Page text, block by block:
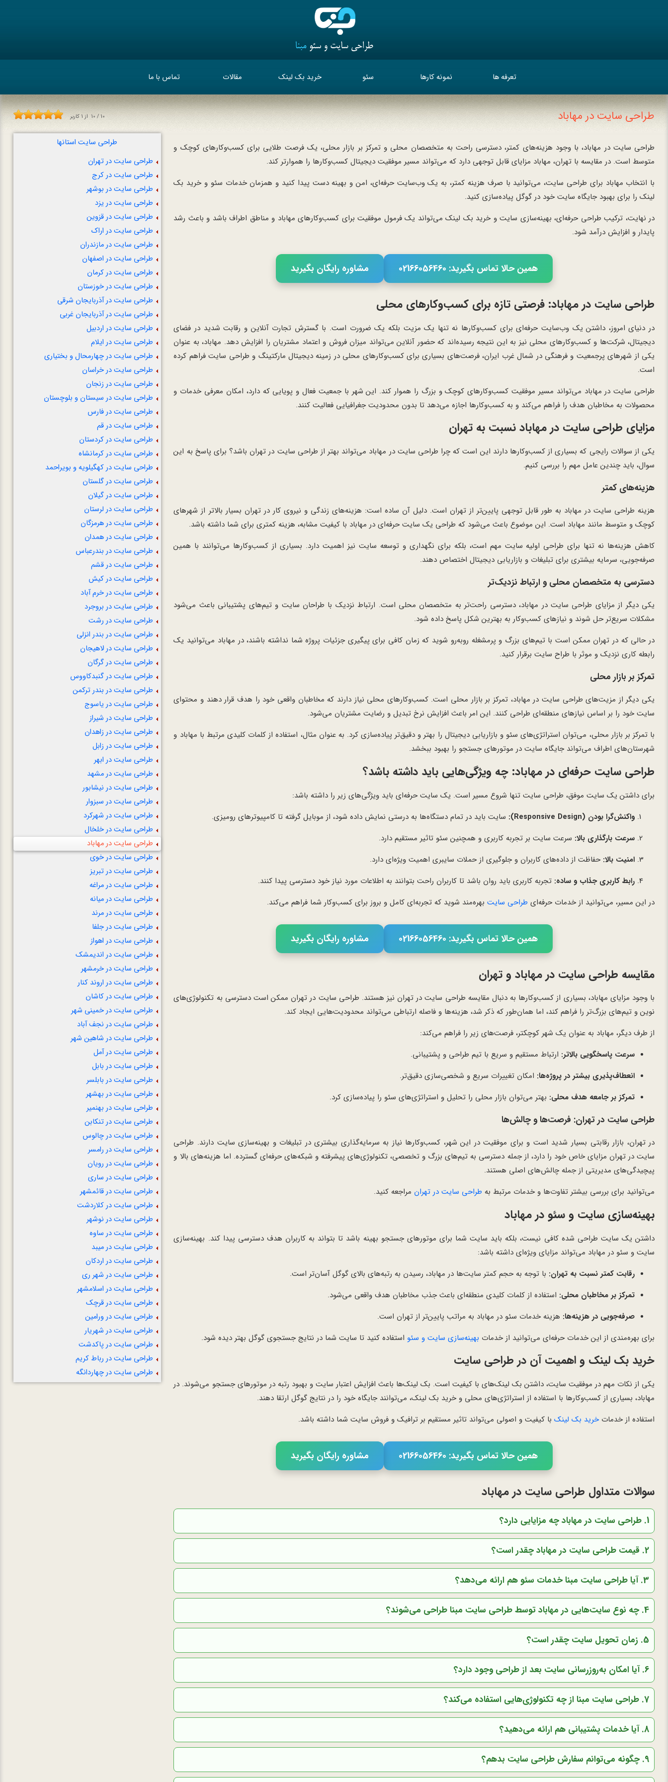
تعرفه ها نمونه کارها سئو خرید بک لینک مقالات تماس با ما
طراحی سایت در مهاباد 10 / 10 از 1 کاربر
طراحی سایت در مهاباد، با وجود هزینه‌های کمتر، دسترسی راحت به متخصصان محلی و تمرکز بر بازار محلی، یک فرصت طلایی برای کسب‌وکارهای کوچک و
متوسط است. در مقایسه با تهران، مهاباد مزایای قابل توجهی دارد که می‌تواند مسیر موفقیت دیجیتال کسب‌وکارها را هموارتر کند.
با انتخاب مهاباد برای طراحی سایت، می‌توانید با صرف هزینه کمتر، به یک وب‌سایت حرفه‌ای، امن و بهینه دست پیدا کنید و همزمان خدمات سئو و خرید بک
لینک را برای بهبود جایگاه سایت خود در گوگل پیاده‌سازی کنید.
در نهایت، ترکیب طراحی حرفه‌ای، بهینه‌سازی سایت و خرید بک لینک می‌تواند یک فرمول موفقیت برای کسب‌وکارهای مهاباد و مناطق اطراف باشد و باعث رشد
پایدار و افزایش درآمد شود.
همین حالا تماس بگیرید: 02166056460 مشاوره رایگان بگیرید
طراحی سایت در مهاباد: فرصتی تازه برای کسب‌وکارهای محلی
در دنیای امروز، داشتن یک وب‌سایت حرفه‌ای برای کسب‌وکارها نه تنها یک مزیت بلکه یک ضرورت است. با گسترش تجارت آنلاین و رقابت شدید در فضای
دیجیتال، شرکت‌ها و کسب‌وکارهای محلی نیز به این نتیجه رسیده‌اند که حضور آنلاین می‌تواند میزان فروش و اعتماد مشتریان را افزایش دهد. مهاباد، به عنوان
یکی از شهرهای پرجمعیت و فرهنگی در شمال غرب ایران، فرصت‌های بسیاری برای کسب‌وکارهای محلی در زمینه دیجیتال مارکتینگ و طراحی سایت فراهم کرده
است.
طراحی سایت در مهاباد می‌تواند مسیر موفقیت کسب‌وکارهای کوچک و بزرگ را هموار کند. این شهر با جمعیت فعال و پویایی که دارد، امکان معرفی خدمات و
محصولات به مخاطبان هدف را فراهم می‌کند و به کسب‌وکارها اجازه می‌دهد تا بدون محدودیت جغرافیایی فعالیت کنند.
مزایای طراحی سایت در مهاباد نسبت به تهران
یکی از سوالات رایجی که بسیاری از کسب‌وکارها دارند این است که چرا طراحی سایت در مهاباد می‌تواند بهتر از طراحی سایت در تهران باشد؟ برای پاسخ به این
سوال، باید چندین عامل مهم را بررسی کنیم.
هزینه‌های کمتر
هزینه طراحی سایت در مهاباد به طور قابل توجهی پایین‌تر از تهران است. دلیل آن ساده است: هزینه‌های زندگی و نیروی کار در تهران بسیار بالاتر از شهرهای
کوچک و متوسط مانند مهاباد است. این موضوع باعث می‌شود که طراحی یک سایت حرفه‌ای در مهاباد با کیفیت مشابه، هزینه کمتری برای شما داشته باشد.
کاهش هزینه‌ها نه تنها برای طراحی اولیه سایت مهم است، بلکه برای نگهداری و توسعه سایت نیز اهمیت دارد. بسیاری از کسب‌وکارها می‌توانند با همین
صرفه‌جویی، سرمایه بیشتری برای تبلیغات و بازاریابی دیجیتال اختصاص دهند.
دسترسی به متخصصان محلی و ارتباط نزدیک‌تر
یکی دیگر از مزایای طراحی سایت در مهاباد، دسترسی راحت‌تر به متخصصان محلی است. ارتباط نزدیک با طراحان سایت و تیم‌های پشتیبانی باعث می‌شود
مشکلات سریع‌تر حل شوند و نیازهای کسب‌وکار به بهترین شکل پاسخ داده شود.
در حالی که در تهران ممکن است با تیم‌های بزرگ و پرمشغله روبه‌رو شوید که زمان کافی برای پیگیری جزئیات پروژه شما نداشته باشند، در مهاباد می‌توانید یک
رابطه کاری نزدیک و موثر با طراح سایت برقرار کنید.
تمرکز بر بازار محلی
یکی دیگر از مزیت‌های طراحی سایت در مهاباد، تمرکز بر بازار محلی است. کسب‌وکارهای محلی نیاز دارند که مخاطبان واقعی خود را هدف قرار دهند و محتوای
سایت خود را بر اساس نیازهای منطقه‌ای طراحی کنند. این امر باعث افزایش نرخ تبدیل و رضایت مشتریان می‌شود.
با تمرکز بر بازار محلی، می‌توان استراتژی‌های سئو و بازاریابی دیجیتال را بهتر و دقیق‌تر پیاده‌سازی کرد. به عنوان مثال، استفاده از کلمات کلیدی مرتبط با مهاباد و
شهرستان‌های اطراف می‌تواند جایگاه سایت در موتورهای جستجو را بهبود ببخشد.
طراحی سایت حرفه‌ای در مهاباد: چه ویژگی‌هایی باید داشته باشد؟
برای داشتن یک سایت موفق، طراحی سایت تنها شروع مسیر است. یک سایت حرفه‌ای باید ویژگی‌های زیر را داشته باشد:
واکنش‌گرا بودن (Responsive Design):
سایت باید در تمام دستگاه‌ها به درستی نمایش داده شود، از موبایل گرفته تا کامپیوترهای رومیزی.
سرعت بارگذاری بالا: سرعت سایت بر تجربه کاربری و همچنین سئو تاثیر مستقیم دارد.
امنیت بالا: حفاظت از داده‌های کاربران و جلوگیری از حملات سایبری اهمیت ویژه‌ای دارد.
رابط کاربری جذاب و ساده: تجربه کاربری باید روان باشد تا کاربران راحت بتوانند به اطلاعات مورد نیاز خود دسترسی پیدا کنند.
در این مسیر، می‌توانید از خدمات حرفه‌ای طراحی سایتبهره‌مند شوید که تجربه‌ای کامل و بروز برای کسب‌وکار شما فراهم می‌کند.
همین حالا تماس بگیرید: 02166056460 مشاوره رایگان بگیرید
مقایسه طراحی سایت در مهاباد و تهران
با وجود مزایای مهاباد، بسیاری از کسب‌وکارها به دنبال مقایسه طراحی سایت در تهران نیز هستند. طراحی سایت در تهران ممکن است دسترسی به تکنولوژی‌های
نوین و تیم‌های بزرگ‌تر را فراهم کند، اما همان‌طور که ذکر شد، هزینه‌ها و فاصله ارتباطی می‌تواند محدودیت‌هایی ایجاد کند.
از طرف دیگر، مهاباد به عنوان یک شهر کوچکتر، فرصت‌های زیر را فراهم می‌کند:
سرعت پاسخگویی بالاتر: ارتباط مستقیم و سریع با تیم طراحی و پشتیبانی.
انعطاف‌پذیری بیشتر در پروژه‌ها: امکان تغییرات سریع و شخصی‌سازی دقیق‌تر.
تمرکز بر جامعه هدف محلی: بهتر می‌توان بازار محلی را تحلیل و استراتژی‌های سئو را پیاده‌سازی کرد.
طراحی سایت در تهران: فرصت‌ها و چالش‌ها
در تهران، بازار رقابتی بسیار شدید است و برای موفقیت در این شهر، کسب‌وکارها نیاز به سرمایه‌گذاری بیشتری در تبلیغات و بهینه‌سازی سایت دارند. طراحی
سایت در تهران مزایای خاص خود را دارد، از جمله دسترسی به تیم‌های بزرگ و تخصصی، تکنولوژی‌های پیشرفته و شبکه‌های حرفه‌ای گسترده. اما هزینه‌های بالا و
پیچیدگی‌های مدیریتی از جمله چالش‌های اصلی هستند.
می‌توانید برای بررسی بیشتر تفاوت‌ها و خدمات مرتبط به طراحی سایت در تهران مراجعه کنید.
بهینه‌سازی سایت و سئو در مهاباد
داشتن یک سایت طراحی شده کافی نیست، بلکه باید سایت شما برای موتورهای جستجو بهینه باشد تا بتواند به کاربران هدف دسترسی پیدا کند. بهینه‌سازی
سایت و سئو در مهاباد می‌تواند مزایای ویژه‌ای داشته باشد:
رقابت کمتر نسبت به تهران: با توجه به حجم کمتر سایت‌ها در مهاباد، رسیدن به رتبه‌های بالای گوگل آسان‌تر است.
تمرکز بر مخاطبان محلی: استفاده از کلمات کلیدی منطقه‌ای باعث جذب مخاطبان هدف واقعی می‌شود.
صرفه‌جویی در هزینه‌ها: هزینه خدمات سئو در مهاباد به مراتب پایین‌تر از تهران است.
برای بهره‌مندی از این خدمات حرفه‌ای می‌توانید از خدمات بهینه‌سازی سایت و سئو استفاده کنید تا سایت شما در نتایج جستجوی گوگل بهتر دیده شود.
خرید بک لینک و اهمیت آن در طراحی سایت
یکی از نکات مهم در موفقیت سایت، داشتن بک لینک‌های با کیفیت است. بک لینک‌ها باعث افزایش اعتبار سایت و بهبود رتبه در موتورهای جستجو می‌شوند. در
مهاباد، بسیاری از کسب‌وکارها با استفاده از استراتژی‌های محلی و خرید بک لینک، می‌توانند جایگاه خود را در نتایج گوگل ارتقا دهند.
استفاده از خدماتخرید بک لینکبا کیفیت و اصولی می‌تواند تاثیر مستقیم بر ترافیک و فروش سایت شما داشته باشد.
همین حالا تماس بگیرید: 02166056460 مشاوره رایگان بگیرید
سوالات متداول طراحی سایت در مهاباد
1. طراحی سایت در مهاباد چه مزایایی دارد؟
2. قیمت طراحی سایت در مهاباد چقدر است؟
3. آیا طراحی سایت مبنا خدمات سئو هم ارائه می‌دهد؟
4. چه نوع سایت‌هایی در مهاباد توسط طراحی سایت مبنا طراحی می‌شوند؟
5. زمان تحویل سایت چقدر است؟
6. آیا امکان به‌روزرسانی سایت بعد از طراحی وجود دارد؟
7. طراحی سایت مبنا از چه تکنولوژی‌هایی استفاده می‌کند؟
8. آیا خدمات پشتیبانی هم ارائه می‌دهید؟
9. چگونه می‌توانم سفارش طراحی سایت بدهم؟
طراحی سایت استانها
طراحی سایت در تهران
طراحی سایت در کرج
طراحی سایت در بوشهر
طراحی سایت در یزد
طراحی سایت در قزوین
طراحی سایت در اراک
طراحی سایت در مازندران
طراحی سایت در اصفهان
طراحی سایت در کرمان
طراحی سایت در خوزستان
طراحی سایت در آذربایجان شرقی
طراحی سایت در آذربایجان غربی
طراحی سایت در اردبیل
طراحی سایت در ایلام
طراحی سایت در چهارمحال و بختیاری
طراحی سایت در خراسان
طراحی سایت در زنجان
طراحی سایت در سیستان و بلوچستان
طراحی سایت در فارس
طراحی سایت در قم
طراحی سایت در کردستان
طراحی سایت در کرمانشاه
طراحی سایت در کهگیلویه و بویراحمد
طراحی سایت در گلستان
طراحی سایت در گیلان
طراحی سایت در لرستان
طراحی سایت در هرمزگان
طراحی سایت در همدان
طراحی سایت در بندرعباس
طراحی سایت در قشم
طراحی سایت در کیش
طراحی سایت در خرم آباد
طراحی سایت در بروجرد
طراحی سایت در رشت
طراحی سایت در بندر انزلی
طراحی سایت در لاهیجان
طراحی سایت در گرگان
طراحی سایت در گنبدکاووس
طراحی سایت در بندر ترکمن
طراحی سایت در یاسوج
طراحی سایت در شیراز
طراحی سایت در زاهدان
طراحی سایت در زابل
طراحی سایت در ابهر
طراحی سایت در مشهد
طراحی سایت در نیشابور
طراحی سایت در سبزوار
طراحی سایت در شهرکرد
طراحی سایت در خلخال
طراحی سایت در مهاباد
طراحی سایت در خوی
طراحی سایت در تبریز
طراحی سایت در مراغه
طراحی سایت در میانه
طراحی سایت در مرند
طراحی سایت در جلفا
طراحی سایت در اهواز
طراحی سایت در اندیمشک
طراحی سایت در خرمشهر
طراحی سایت در اروند کنار
طراحی سایت در کاشان
طراحی سایت در خمینی شهر
طراحی سایت در نجف آباد
طراحی سایت در شاهین شهر
طراحی سایت در آمل
طراحی سایت در بابل
طراحی سایت در بابلسر
طراحی سایت در بهشهر
طراحی سایت در بهنمیر
طراحی سایت در تنکابن
طراحی سایت در چالوس
طراحی سایت در رامسر
طراحی سایت در رویان
طراحی سایت در ساری
طراحی سایت در قائمشهر
طراحی سایت در کلاردشت
طراحی سایت در نوشهر
طراحی سایت در ساوه
طراحی سایت در میبد
طراحی سایت در اردکان
طراحی سایت در شهر ری
طراحی سایت در اسلامشهر
طراحی سایت در قرچک
طراحی سایت در ورامین
طراحی سایت در شهریار
طراحی سایت در پاکدشت
طراحی سایت در رباط کریم
طراحی سایت در چهاردانگه